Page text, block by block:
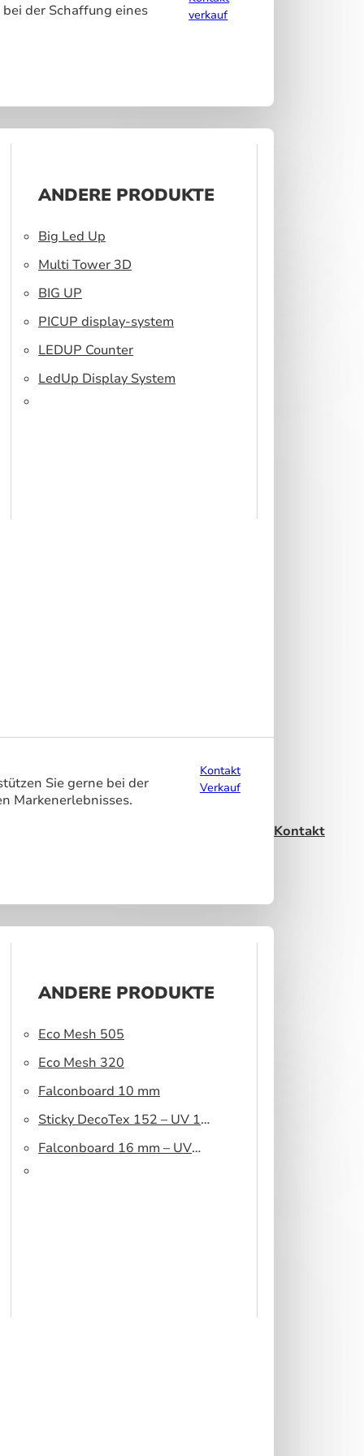
der Schaffung eines
verkauf
ANDERE PRODUKTE
Big Led Up
Multi Tower 3D
BIG UP
PICUP display-system
LEDUP Counter
LedUp Display System
Sie gerne bei der
Markenerlebnisses.
Kontakt
Verkauf
ANDERE PRODUKTE
Eco Mesh 505
Eco Mesh 320
Falconboard 10 mm
Sticky DecoTex 152 – UV 160
cm
Falconboard 16 mm – UV
Kontakt